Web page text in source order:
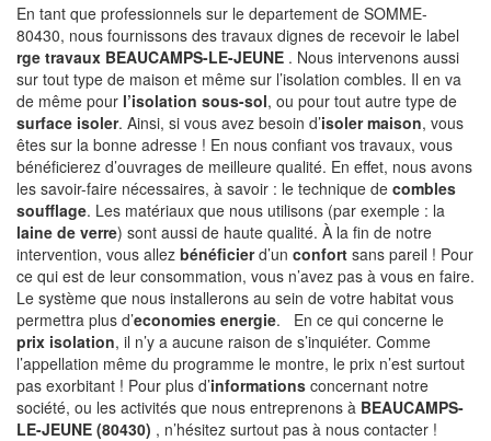
En tant que professionnels sur le departement de SOMME-
80430, nous fournissons des travaux dignes de recevoir le label
rge travaux BEAUCAMPS-LE-JEUNE . Nous intervenons aussi
sur tout type de maison et même sur l’isolation combles. Il en va
de même pour l’isolation sous-sol, ou pour tout autre type de
surface isoler. Ainsi, si vous avez besoin d’isoler maison, vous
êtes sur la bonne adresse ! En nous confiant vos travaux, vous
bénéficierez d’ouvrages de meilleure qualité. En effet, nous avons
les savoir-faire nécessaires, à savoir : le technique de combles
soufflage. Les matériaux que nous utilisons (par exemple : la
laine de verre) sont aussi de haute qualité. À la fin de notre
intervention, vous allez bénéficierd’un confort sans pareil ! Pour
ce qui est de leur consommation, vous n’avez pas à vous en faire.
Le système que nous installerons au sein de votre habitat vous
permettra plus d’economies energie. En ce qui concerne le
prix isolation, il n’y a aucune raison de s’inquiéter. Comme
l’appellation même du programme le montre, le prix n’est surtout
pas exorbitant ! Pour plus d’informations concernant notre
société, ou les activités que nous entreprenons à BEAUCAMPS-
LE-JEUNE (80430) , n’hésitez surtout pas à nous contacter !